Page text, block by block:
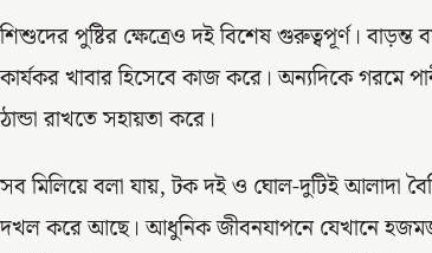
শিশুদের পুষ্টির ক্ষেত্রেও দই বিশেষ গুরুত্বপূর্ণ।
কার্যকর খাবার হিসেবে কাজ করে। অন্যদিকে গরমে
ঠান্ডা রাখতে সহায়তা করে।
সব মিলিয়ে বলা যায়, টক দই ও ঘোল-দুটিই আলাদা
দখল করে আছে। আধুনিক জীবনযাপনে যেখানে